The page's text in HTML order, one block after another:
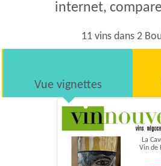
internet,
11 vins dans 2
Vue vignettes
La
Vin de